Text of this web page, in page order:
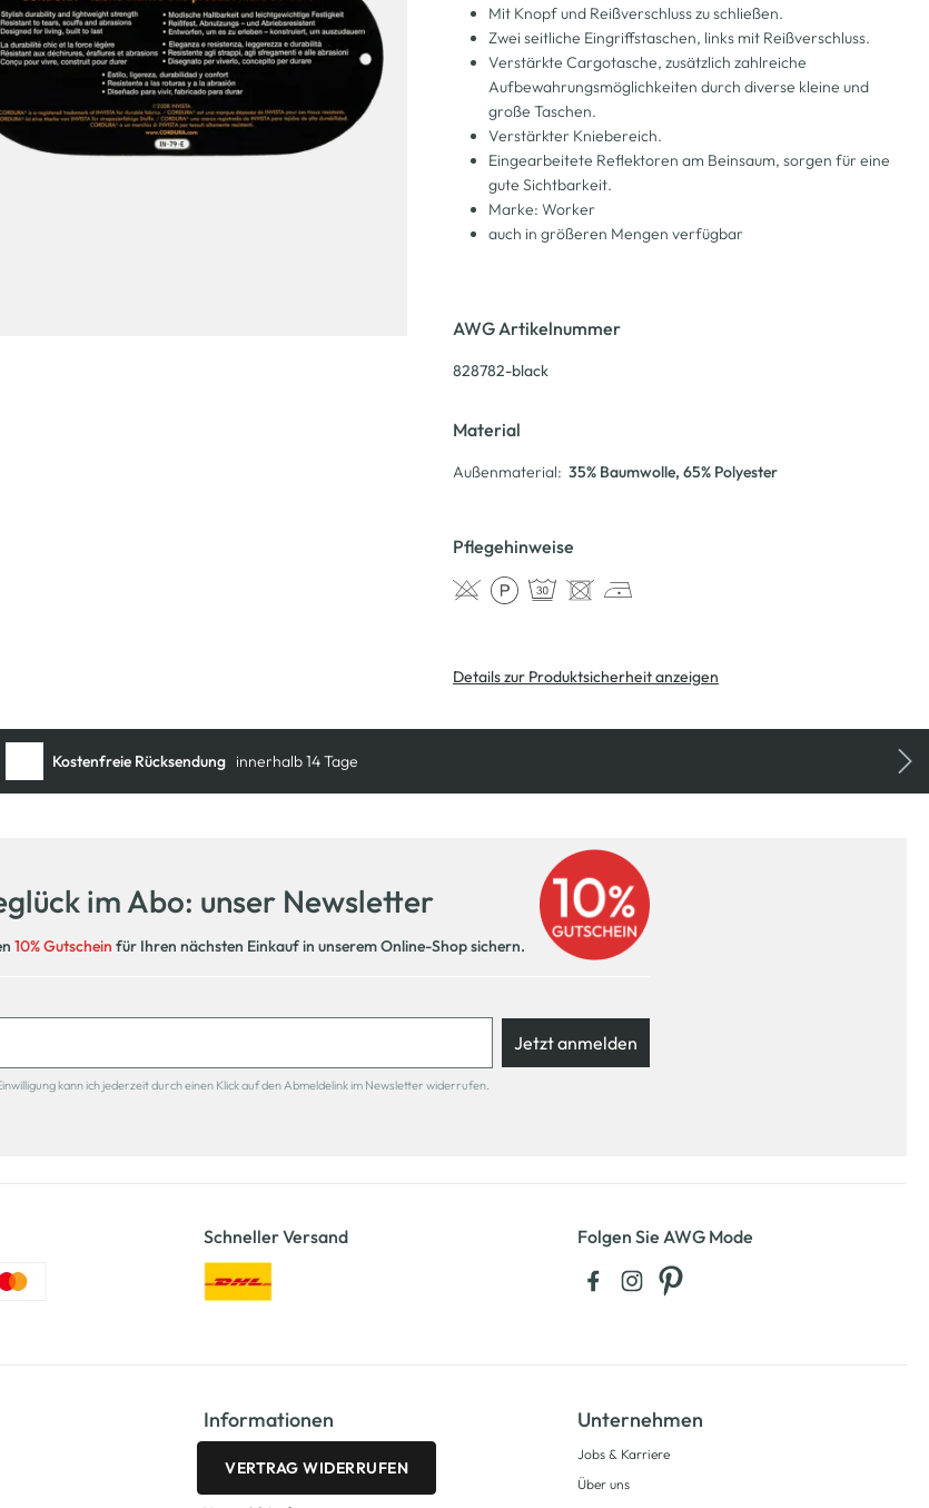
Mit Knopf und Reißverschluss zu schließen.
Zwei seitliche Eingriffstaschen, links mit Reißverschluss.
Verstärkte Cargotasche, zusätzlich zahlreiche
Aufbewahrungsmöglichkeiten durch diverse kleine und
große Taschen.
Verstärkter Kniebereich.
Eingearbeitete Reflektoren am Beinsaum, sorgen für eine
gute Sichtbarkeit.
Marke: Worker
auch in größeren Mengen verfügbar
AWG Artikelnummer
828782-black
Material
Außenmaterial: 35% Baumwolle, 65% Polyester
Pflegehinweise
Details zur Produktsicherheit anzeigen
Kostenfreie Rücksendung innerhalb 14 Tage
im Abo: unser Newsletter
10% Gutschein für Ihren nächsten Einkauf in unserem Online-Shop sichern.
Jetzt anmelden
kann ich jederzeit durch einen Klick auf den Abmeldelink im Newsletter widerrufen.
Schneller Versand Folgen Sie AWG Mode
Informationen
VERTRAG WIDERRUFEN
Unternehmen
Jobs & Karriere
Über uns